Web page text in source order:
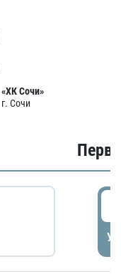
«ХК Сочи»
г. Сочи